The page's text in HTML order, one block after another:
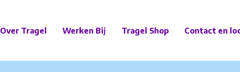
Over Tragel Werken Bij Tragel Shop Contact en